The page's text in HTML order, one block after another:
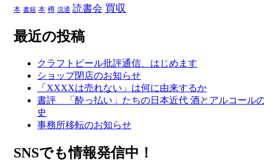
本 書籍 本 樽 流通 読書会 買収
最近の投稿
クラフトビール批評通信、はじめます
ショップ閉店のお知らせ
「XXXXは売れない」は何に由来するか
書評 「酔っ払い」たちの日本近代 酒とアルコール
史
事務所移転のお知らせ
SNSでも情報発信中！